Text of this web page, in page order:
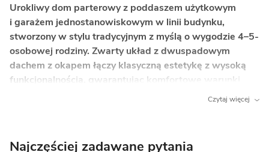
Urokliwy dom parterowy z poddaszem użytkowym
i garażem jednostanowiskowym w linii budynku,
stworzony w stylu tradycyjnym z myślą o wygodzie 4–5-
osobowej rodziny. Zwarty układ z dwuspadowym
dachem z okapem łączy klasyczną estetykę z wysoką
funkcjonalnością, gwarantując komfortowe warunki
Spiżarnia bezpośrednio przy otwartej kuchni
Czytaj więcej
Najczęściej zadawane pytania